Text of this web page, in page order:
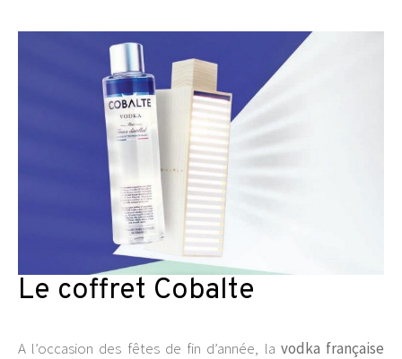
Le coffret Cobalte
A l’occasion des fêtes de fin d’année, la vodka française